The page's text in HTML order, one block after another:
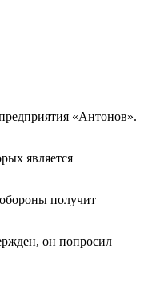
«Антонов».
является
получит
он попросил